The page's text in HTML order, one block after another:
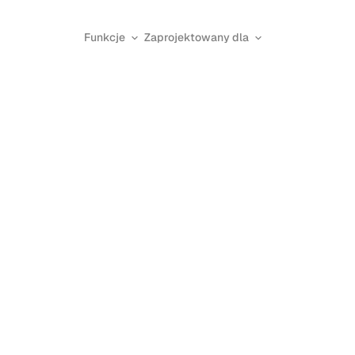
Funkcje Zaprojektowany dla